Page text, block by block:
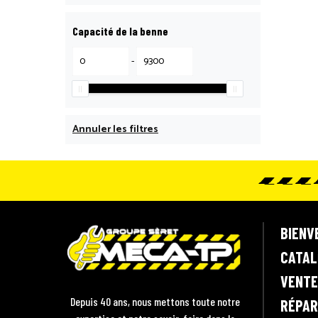
Capacité de la benne
-
Annuler les filtres
e
c
Depuis 40 ans, nous mettons toute notre
VENTE